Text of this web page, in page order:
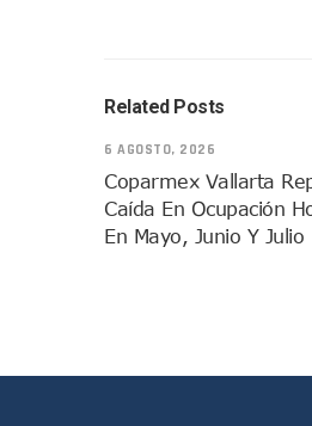
Related Posts
6 AGOSTO, 2026
Coparmex Vallarta
Caída En Ocupación
En Mayo, Junio Y Julio